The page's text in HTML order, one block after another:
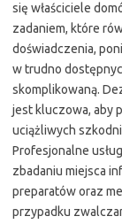
się właściciele
zadaniem, które
doświadczenia,
w trudno
skomplikowaną.
jest kluczowa, aby
uciążliwych
Profesjonalne
zbadaniu miejsca
preparatów oraz
przypadku